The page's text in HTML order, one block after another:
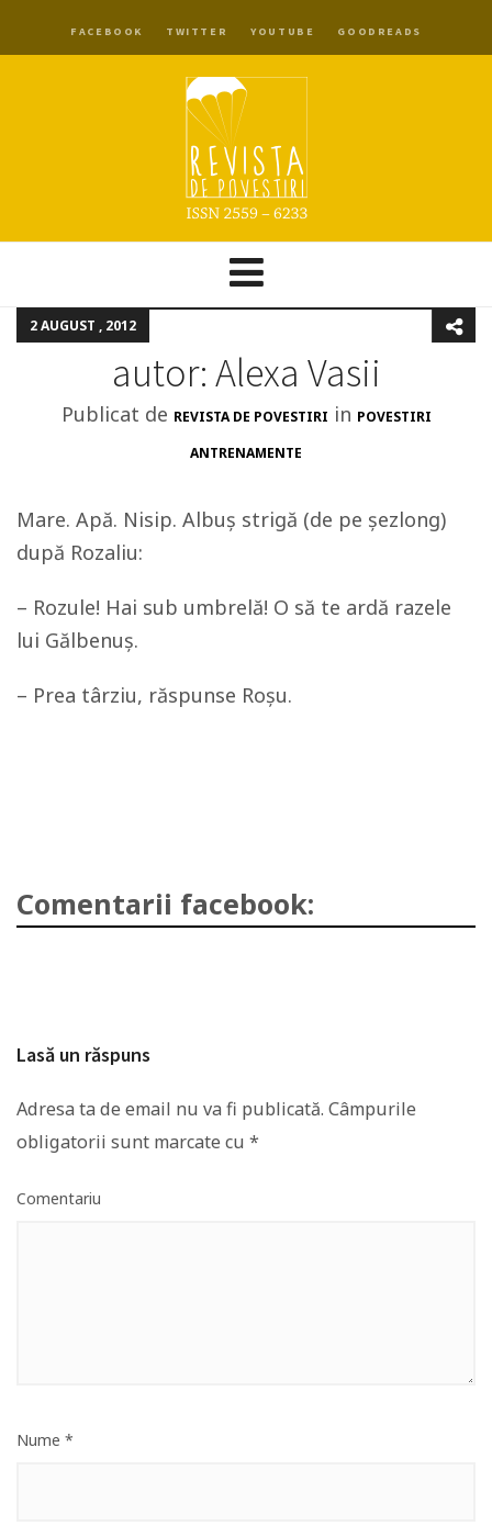
FACEBOOK TWITTER YOUTUBE GOODREADS
2 AUGUST , 2012
autor: Alexa Vasii
Publicat de REVISTA DE POVESTIRI in POVESTIRI
ANTRENAMENTE
Mare. Apă. Nisip. Albuş strigă (de pe şezlong)
după Rozaliu:
– Rozule! Hai sub umbrelă! O să te ardă razele
lui Gălbenuş.
– Prea târziu, răspunse Roşu.
Comentarii facebook:
Lasă un răspuns
Adresa ta de email nu va fi publicată. Câmpurile
obligatorii sunt marcate cu *
Comentariu
Nume *